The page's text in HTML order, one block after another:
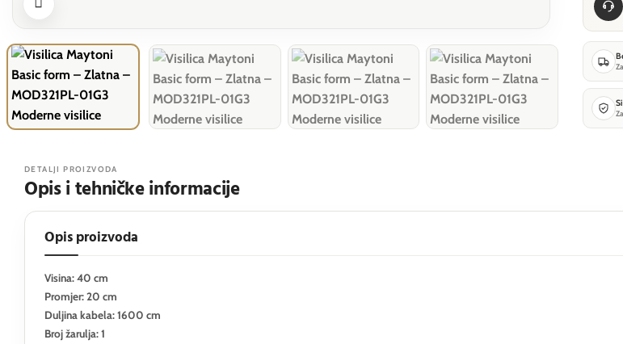
DETALJI PROIZVODA
Opis i tehničke informacije
Opis proizvoda
Visina: 40 cm
Promjer: 20 cm
Duljina kabela: 1600 cm
Broj žarulja: 1